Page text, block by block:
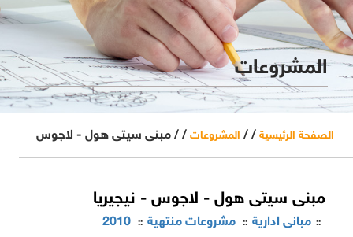
المشروعات
الصفحة الرئيسية / / المشروعات / / مبنى سيتى هول - لاجوس
مبنى سيتى هول - لاجوس - نيجيريا
2010:: مشروعات منتهية:: مبانى ادارية::